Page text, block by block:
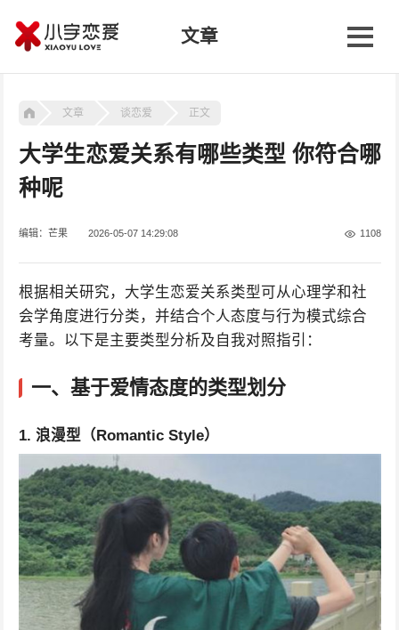
文章
文章 谈恋爱 正文
大学生恋爱关系有哪些类型 你符合哪
种呢
编辑：芒果 2026-05-07 14:29:08 1108
根据相关研究，大学生恋爱关系类型可从心理学和社
会学角度进行分类，并结合个人态度与行为模式综合
考量。以下是主要类型分析及自我对照指引：
一、基于爱情态度的类型划分
1. 浪漫型（Romantic Style）